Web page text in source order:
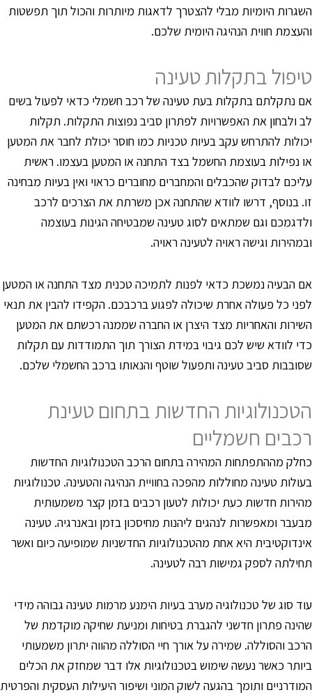
היומיות מבלי להצטרך לדאגות מיותרות והכול תוך תפשטות
חווית הנהיגה היומית שלכם.
בתקלות טעינה
נתקלתם בתקלות בעת טעינה של רכב חשמלי כדאי לפעול בשים
ולבחון את האפשרויות לפתרון סביב נפוצות התקלות. תקלות
להתרחש עקב בעיות טכניות כמו חוסר יכולת לחבר את המטען
נפילות בעוצמת החשמל בצד התחנה או המטען בעצמו. ראשית
לבדוק שהכבלים והמחברים מחוברים כראוי ואין בעיות מבחינה
בנוסף, דרשו לוודא שהתחנה אכן משרתת את הצרכים לרכב
וגם שמתאים לסוג טעינה שמבטיחה הגינות בעוצמה
וגישה ראויה לטעינה ראויה.
הבעיה נמשכת כדאי לפנות לתמיכה טכנית מצד התחנה או המטען
כל פעולה אחרת שיכולה לפגוע ברכבכם. הקפידו להבין את תנאי
והאחריות מצד היצרן או החברה שממנה רכשתם את המטען
לוודא שיש לכם גיבוי במידת הצורך תוך התמודדות עם תקלות
סביב טעינה ותפעול שוטף והנאותו ברכב החשמלי שלכם.
החדשות בתחום טעינת
חשמליים
מההתפתחות המהירה בתחום הרכב הטכנולוגיות החדשות
טעינה מחוללות מהפכה בחוויית הנהיגה והטעינה. טכנולוגיות
חדשות כעת יכולות לטעון רכבים בזמן קצר משמעותית
ומאפשרות לנהגים ליהנות מחיסכון בזמן ובאנרגיה. טעינה
היא אחת מהטכנולוגיות החדשניות שמופיעה כיום ואשר
לספק גמישות רבה לטעינה.
סוג של טכנולוגיה מערב בעיות הימנע מרמות טעינה גבוהה מידי
פתרון חדשני להגברת בטיחות ומניעת שחיקה מוקדמת של
והסוללה. שמירה על אורך חיי הסוללה מהווה יתרון משמעותי
כאשר נעשה שימוש בטכנולוגיות אלו דבר שמחזק את הכלים
ותומך בהגעה לשוק המוני ושיפור היעילות העסקית והפרטית